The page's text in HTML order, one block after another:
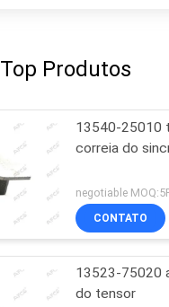
Top Produtos
13540-25010
correia do
negotiable
CONTATO
13523-75020
do tensor